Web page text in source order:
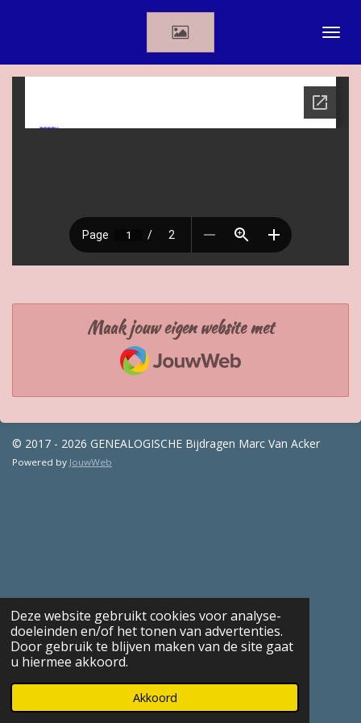
Deze website gebruikt cookies voor analyse-
doeleinden en/of het tonen van advertenties.
Door gebruik te blijven maken van de site gaat
u hiermee akkoord.
Akkoord
de
Maak jouw eigen website met
JouwWeb
© 2017 - 2026 GENEALOGISCHE Bijdragen Marc Van Acker
Powered by JouwWeb